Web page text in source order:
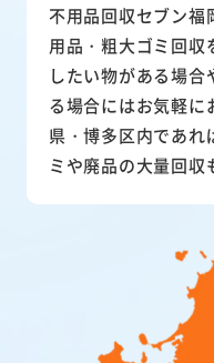
不用品回収セブン福
用品・粗大ゴミ回収
したい物がある場
る場合にはお気軽に
県・博多区内であれ
ミや廃品の大量回収